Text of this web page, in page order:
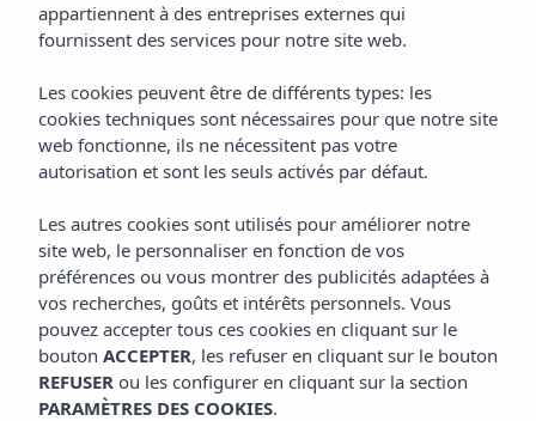
Tacosanto Taqueria
Délicieux tacos et bien
plus encore dans notre
appartiennent à des entreprises externes qui
fournissent des services pour notre site web.
Les cookies peuvent être de différents types: les
cookies techniques sont nécessaires pour que notre site
web fonctionne, ils ne nécessitent pas votre
autorisation et sont les seuls activés par défaut.
Les autres cookies sont utilisés pour améliorer notre
site web, le personnaliser en fonction de vos
préférences ou vous montrer des publicités adaptées à
vos recherches, goûts et intérêts personnels. Vous
pouvez accepter tous ces cookies en cliquant sur le
bouton ACCEPTER, les refuser en cliquant sur le bouton
REFUSER ou les configurer en cliquant sur la section
PARAMÈTRES DES COOKIES.